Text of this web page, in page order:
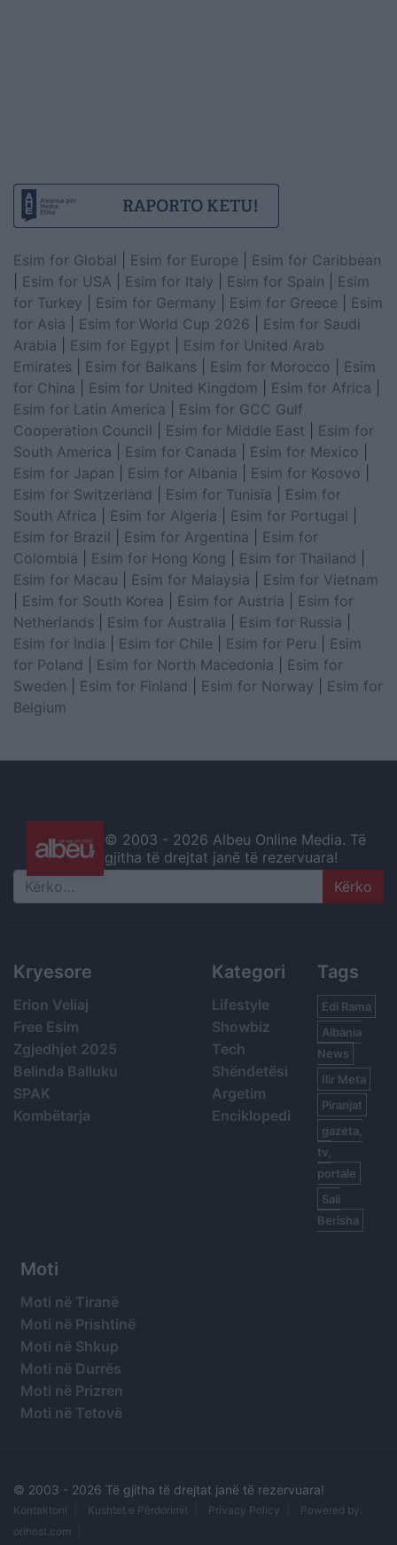
Esim for Global Esim for Europe
Esim for Caribbean
Esim for USA Esim for Italy Esim for Spain
Esim
for Turkey
Esim for Germany Esim for Greece
Esim
for Asia
Esim for World Cup 2026
Esim for Saudi
Arabia
Esim for Egypt
Esim for United Arab
Emirates
Esim for Balkans Esim for Morocco
Esim
for China
Esim for United Kingdom Esim for Africa
Esim for Latin America
Esim for GCC Gulf
Cooperation Council
Esim for Middle East
Esim for
South America
Esim for Canada Esim for Mexico
Esim for Japan
Esim for Albania Esim for Kosovo
Esim for Switzerland
Esim for Tunisia
Esim for
South Africa
Esim for Algeria Esim for Portugal
Esim for Brazil
Esim for Argentina
Esim for
Colombia
Esim for Hong Kong Esim for Thailand
Esim for Macau
Esim for Malaysia
Esim for Vietnam
Esim for South Korea Esim for Austria
Esim for
Netherlands
Esim for Australia Esim for Russia
Esim for India
Esim for Chile Esim for Peru
Esim
for Poland
Esim for North Macedonia
Esim for
Sweden
Esim for Finland Esim for Norway
Esim for
Belgium
© 2003 - 2026 Albeu Online Media. Të
gjitha të drejtat janë të rezervuara!
Search
Kryesore
Erion Veliaj
Free Esim
Zgjedhjet 2025
Belinda Balluku
SPAK
Kombëtarja
Kategori
Lifestyle
Showbiz
Tech
Shëndetësi
Argetim
Enciklopedi
Tags
Edi Rama
Albania
News
Ilir Meta
Piranjat
gazeta,
tv,
portale
Sali
Berisha
Moti
Moti në Tiranë
Moti në Prishtinë
Moti në Shkup
Moti në Durrës
Moti në Prizren
Moti në Tetovë
© 2003 - 2026 Të gjitha të drejtat janë të rezervuara!
Kontaktoni Kushtet e Përdorimit Privacy Policy
Powered by:
orihost.com